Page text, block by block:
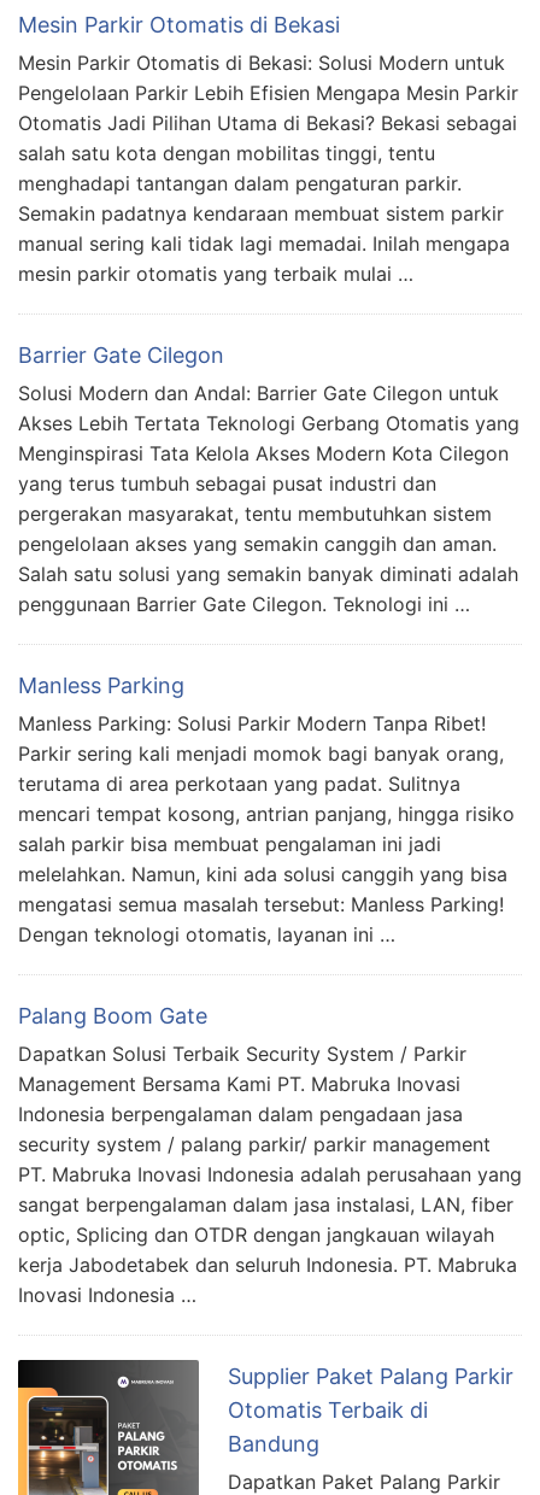
Mesin Parkir Otomatis di Bekasi
Mesin Parkir Otomatis di Bekasi: Solusi Modern untuk
Pengelolaan Parkir Lebih Efisien Mengapa Mesin Parkir
Otomatis Jadi Pilihan Utama di Bekasi? Bekasi sebagai
salah satu kota dengan mobilitas tinggi, tentu
menghadapi tantangan dalam pengaturan parkir.
Semakin padatnya kendaraan membuat sistem parkir
manual sering kali tidak lagi memadai. Inilah mengapa
mesin parkir otomatis yang terbaik mulai …
Barrier Gate Cilegon
Solusi Modern dan Andal: Barrier Gate Cilegon untuk
Akses Lebih Tertata Teknologi Gerbang Otomatis yang
Menginspirasi Tata Kelola Akses Modern Kota Cilegon
yang terus tumbuh sebagai pusat industri dan
pergerakan masyarakat, tentu membutuhkan sistem
pengelolaan akses yang semakin canggih dan aman.
Salah satu solusi yang semakin banyak diminati adalah
penggunaan Barrier Gate Cilegon. Teknologi ini …
Manless Parking
Manless Parking: Solusi Parkir Modern Tanpa Ribet!
Parkir sering kali menjadi momok bagi banyak orang,
terutama di area perkotaan yang padat. Sulitnya
mencari tempat kosong, antrian panjang, hingga risiko
salah parkir bisa membuat pengalaman ini jadi
melelahkan. Namun, kini ada solusi canggih yang bisa
mengatasi semua masalah tersebut: Manless Parking!
Dengan teknologi otomatis, layanan ini …
Palang Boom Gate
Dapatkan Solusi Terbaik Security System / Parkir
Management Bersama Kami PT. Mabruka Inovasi
Indonesia berpengalaman dalam pengadaan jasa
security system / palang parkir/ parkir management
PT. Mabruka Inovasi Indonesia adalah perusahaan yang
sangat berpengalaman dalam jasa instalasi, LAN, fiber
optic, Splicing dan OTDR dengan jangkauan wilayah
kerja Jabodetabek dan seluruh Indonesia. PT. Mabruka
Inovasi Indonesia …
Supplier Paket Palang Parkir
Otomatis Terbaik di
Bandung
Dapatkan Paket Palang Parkir